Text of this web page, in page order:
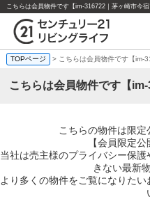
TOPページ > こちらは会員物件です【im-
こちらは会員物件です【im-
こちらの物件は限定
【会員限定
当社は売主様のプライバシー保
きない最新
より多くの物件をご覧になりた